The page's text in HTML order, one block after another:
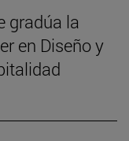
gradúa la
en Diseño y